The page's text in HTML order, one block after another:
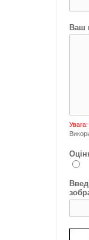
Ваш
Увага: